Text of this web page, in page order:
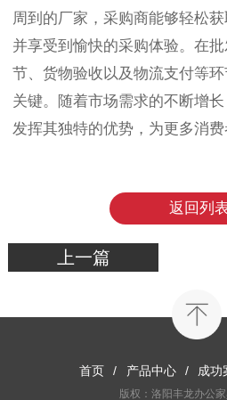
周到的厂家，采购商能够轻松
并享受到愉快的采购体验。在
节、货物验收以及物流支付等
关键。随着市场需求的不断增
发挥其独特的优势，为更多消费
返回列
上一篇
首页 / 产品中心 / 成功
版权：洛阳丰龙办公